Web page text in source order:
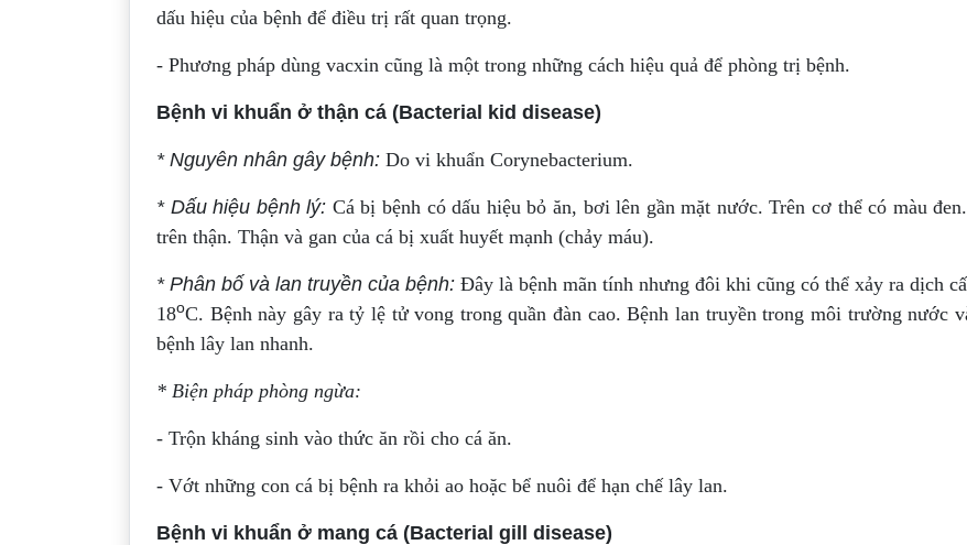
dấu hiệu của bệnh để điều trị rất quan trọng.
- Phương pháp dùng vacxin cũng là một trong những cách hiệu quả để phòng trị bệnh.
Bệnh vi khuẩn ở thận cá (Bacterial kid disease)
* Nguyên nhân gây bệnh: Do vi khuẩn Corynebacterium.
* Dấu hiệu bệnh lý: Cá bị bệnh có dấu hiệu bỏ ăn, bơi lên gần mặt nước. Trên cơ thể có màu
trên thận. Thận và gan của cá bị xuất huyết mạnh (chảy máu).
* Phân bố và lan truyền của bệnh: Đây là bệnh mãn tính nhưng đôi khi cũng có thể xảy ra dịch
18oC. Bệnh này gây ra tỷ lệ tử vong trong quần đàn cao. Bệnh lan truyền trong môi trường nước
bệnh lây lan nhanh.
* Biện pháp phòng ngừa:
- Trộn kháng sinh vào thức ăn rồi cho cá ăn.
- Vớt những con cá bị bệnh ra khỏi ao hoặc bể nuôi để hạn chế lây lan.
Bệnh vi khuẩn ở mang cá (Bacterial gill disease)